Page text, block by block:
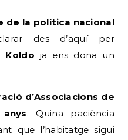
de la política nacional
des d’aquí per
Koldo ja ens dona un
d’Associacions de
. Quina paciència
que l’habitatge sigui